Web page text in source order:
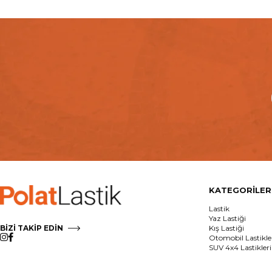
BİZİ TAKİP EDİN
KATEGORİLER
Lastik
Yaz Lastiği
Kış Lastiği
Otomobil
SUV 4x4 Lastikleri